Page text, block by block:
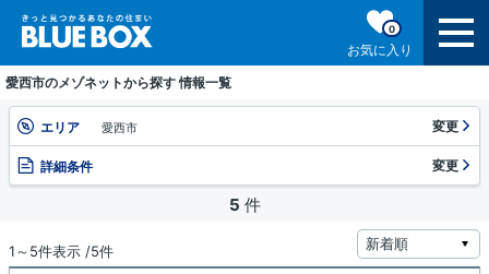
お気に入り
0
愛西市のメゾネットから探す 情報一覧
エリア 愛西市 変更
詳細条件 変更
5 件
1～5件表示 /5件